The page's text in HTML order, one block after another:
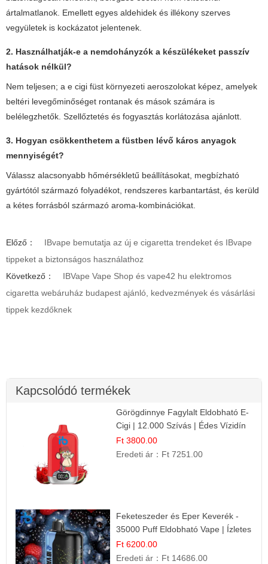
ártalmatlanok. Emellett egyes aldehidek és illékony szerves
vegyületek is kockázatot jelentenek.
2. Használhatják-e a nemdohányzók a készülékeket passzív
hatások nélkül?
Nem teljesen; a e cigi füst környezeti aeroszolokat képez, amelyek
beltéri levegőminőséget rontanak és mások számára is
belélegzhetők. Szellőztetés és fogyasztás korlátozása ajánlott.
3. Hogyan csökkenthetem a füstben lévő káros anyagok
mennyiségét?
Válassz alacsonyabb hőmérsékletű beállításokat, megbízható
gyártótól származó folyadékot, rendszeres karbantartást, és kerüld
a kétes forrásból származó aroma-kombinációkat.
Előző：
IBvape bemutatja az új e cigaretta trendeket és IBvape
tippeket a biztonságos használathoz
Következő：
IBVape Vape Shop és vape42 hu elektromos
cigaretta webáruház budapest ajánló, kedvezmények és vásárlási
tippek kezdőknek
Kapcsolódó termékek
Görögdinnye Fagylalt Eldobható E-
Cigi | 12.000 Szívás | Édes Vízidín
Íz
Ft 3800.00
Eredeti ár： Ft 7251.00
Feketeszeder és Eper Keverék -
35000 Puff Eldobható Vape | Ízletes
Gyümölcsökombináció!
Ft 6200.00
Eredeti ár： Ft 14686.00